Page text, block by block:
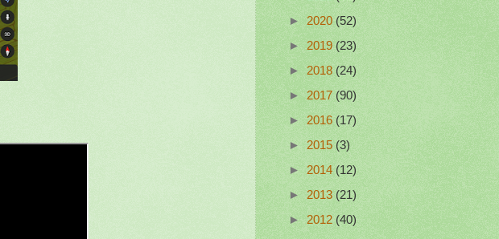
► 2020 (52)
► 2019 (23)
► 2018 (24)
► 2017 (90)
► 2016 (17)
► 2015 (3)
► 2014 (12)
► 2013 (21)
► 2012 (40)